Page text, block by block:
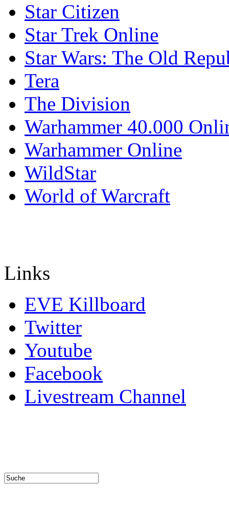
Star Citizen
Star Trek Online
Star Wars: The Old
Tera
The Division
Warhammer 40.000
Warhammer Online
WildStar
World of Warcraft
Links
EVE Killboard
Twitter
Youtube
Facebook
Livestream Channel